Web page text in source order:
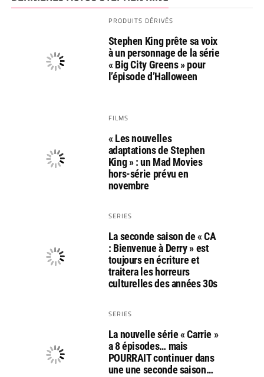
PRODUITS DÉRIVÉS
Stephen King prête sa voix
à un personnage de la série
« Big City Greens » pour
l’épisode d’Halloween
FILMS
« Les nouvelles
adaptations de Stephen
King » : un Mad Movies
hors-série prévu en
novembre
SERIES
La seconde saison de « CA
: Bienvenue à Derry » est
toujours en écriture et
traitera les horreurs
culturelles des années 30s
SERIES
La nouvelle série « Carrie »
a 8 épisodes… mais
POURRAIT continuer dans
une une seconde saison…